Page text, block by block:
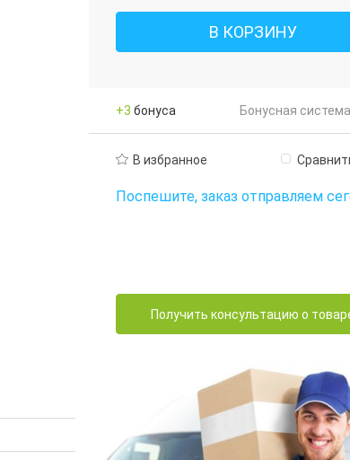
В КОРЗИНУ
+3 бонуса Бонусная
В избранное
Поспешите, заказ отправляем
Получить консультацию о